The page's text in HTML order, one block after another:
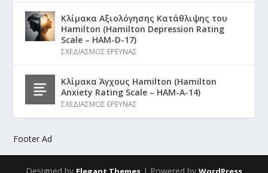
Κλίμακα Αξιολόγησης Κατάθλιψης του
Hamilton (Hamilton Depression Rating
Scale – HAM-D-17)
ΣΧΕΔΙΑΣΜΟΣ ΕΡΕΥΝΑΣ
Κλίμακα Άγχους Hamilton (Hamilton
Anxiety Rating Scale – HAM-A-14)
ΣΧΕΔΙΑΣΜΟΣ ΕΡΕΥΝΑΣ
Footer Ad